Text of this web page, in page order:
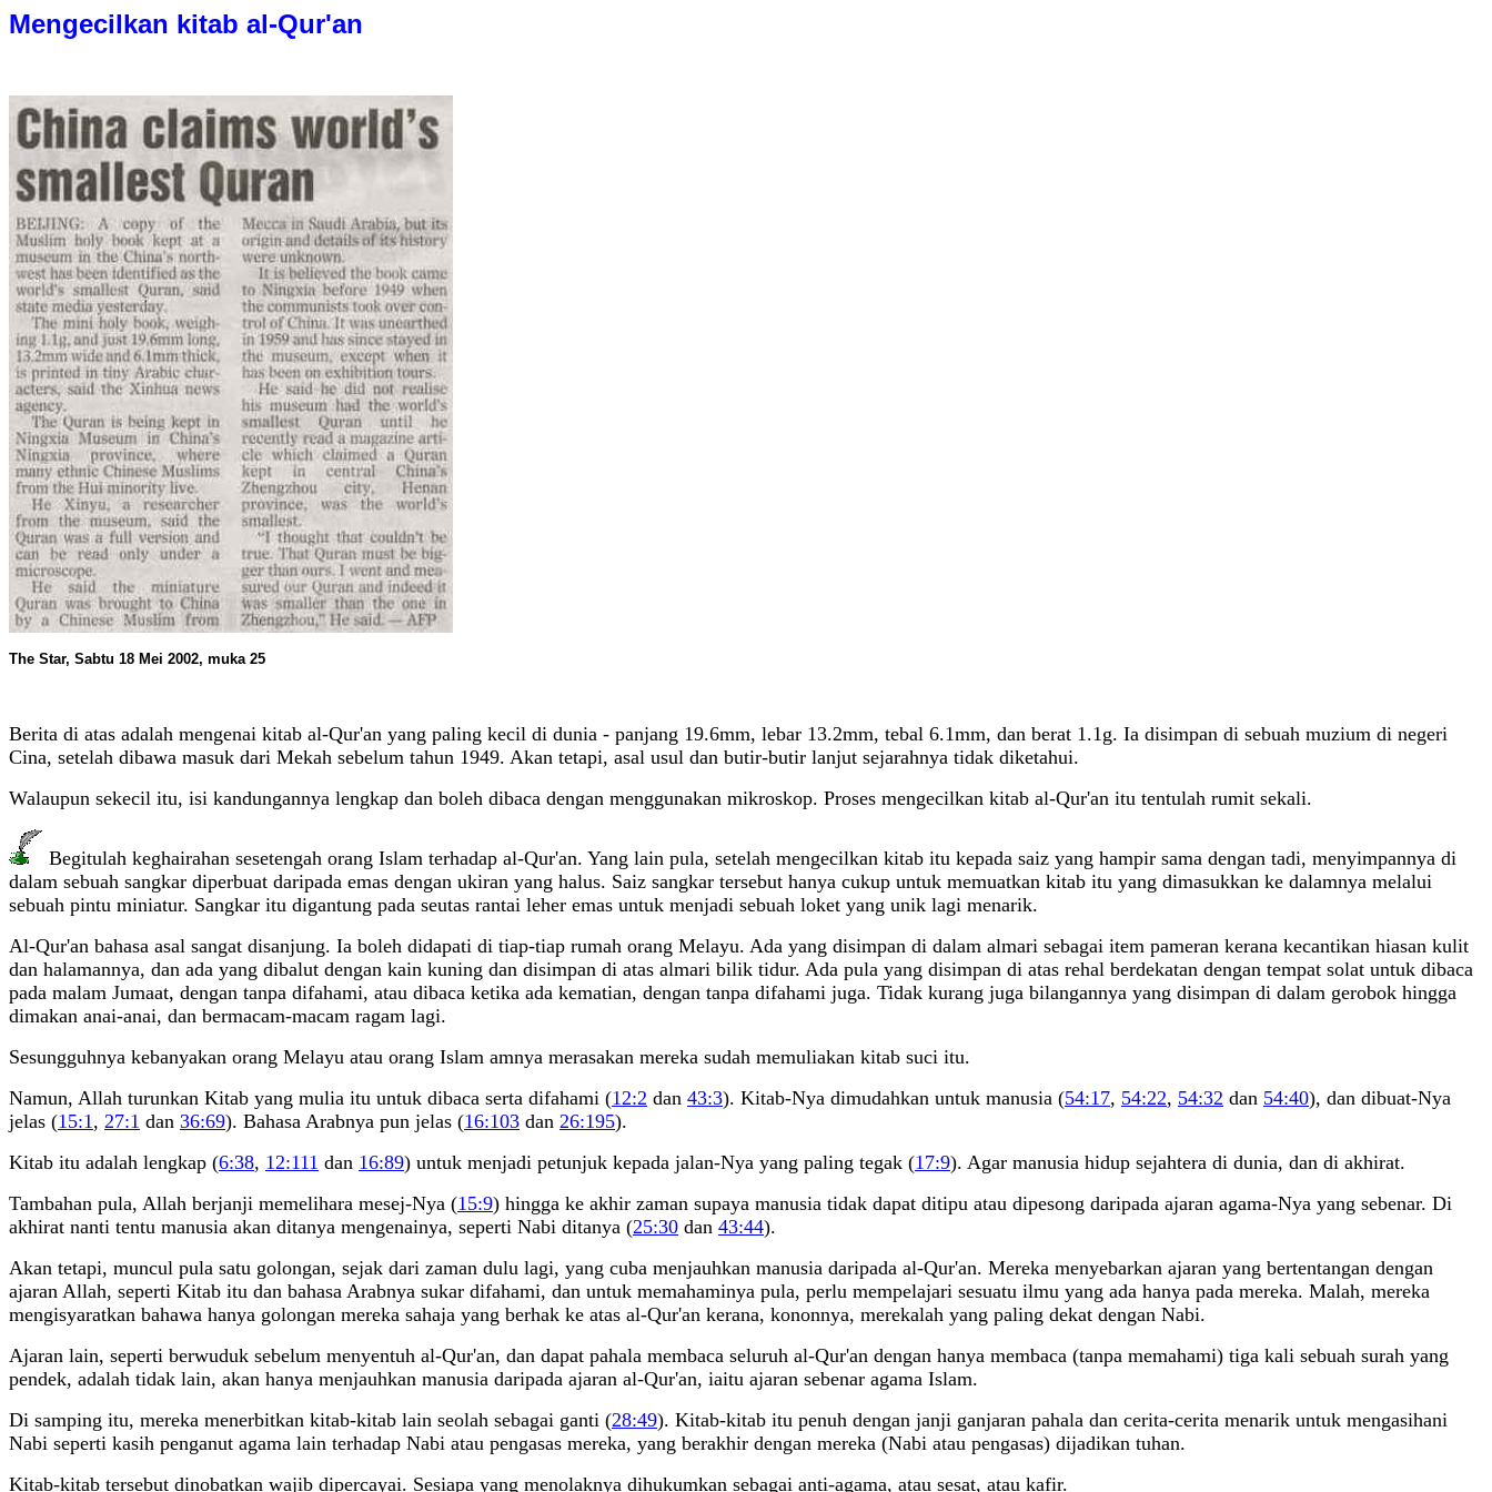
Mengecilkan kitab al-Qur'an
The Star, Sabtu 18 Mei 2002, muka 25
Berita di atas adalah mengenai kitab al-Qur'an yang paling kecil di dunia - panjang 19.6mm, lebar 13.2mm, tebal 6.1mm, dan berat 1.1g. Ia disimpan di sebuah muzium di negeri
Cina, setelah dibawa masuk dari Mekah sebelum tahun 1949. Akan tetapi, asal usul dan butir-butir lanjut sejarahnya tidak diketahui.
Walaupun sekecil itu, isi kandungannya lengkap dan boleh dibaca dengan menggunakan mikroskop. Proses mengecilkan kitab al-Qur'an itu tentulah rumit sekali.
Begitulah keghairahan sesetengah orang Islam terhadap al-Qur'an. Yang lain pula, setelah mengecilkan kitab itu kepada saiz yang hampir sama dengan tadi, menyimpannya di
dalam sebuah sangkar diperbuat daripada emas dengan ukiran yang halus. Saiz sangkar tersebut hanya cukup untuk memuatkan kitab itu yang dimasukkan ke dalamnya melalui
sebuah pintu miniatur. Sangkar itu digantung pada seutas rantai leher emas untuk menjadi sebuah loket yang unik lagi menarik.
Al-Qur'an bahasa asal sangat disanjung. Ia boleh didapati di tiap-tiap rumah orang Melayu. Ada yang disimpan di dalam almari sebagai item pameran kerana kecantikan hiasan kulit
dan halamannya, dan ada yang dibalut dengan kain kuning dan disimpan di atas almari bilik tidur. Ada pula yang disimpan di atas rehal berdekatan dengan tempat solat untuk dibaca
pada malam Jumaat, dengan tanpa difahami, atau dibaca ketika ada kematian, dengan tanpa difahami juga. Tidak kurang juga bilangannya yang disimpan di dalam gerobok hingga
dimakan anai-anai, dan bermacam-macam ragam lagi.
Sesungguhnya kebanyakan orang Melayu atau orang Islam amnya merasakan mereka sudah memuliakan kitab suci itu.
Namun, Allah turunkan Kitab yang mulia itu untuk dibaca serta difahami (12:2 dan 43:3). Kitab-Nya dimudahkan untuk manusia (54:17, 54:22, 54:32 dan 54:40), dan dibuat-Nya
jelas (15:1, 27:1 dan 36:69). Bahasa Arabnya pun jelas (16:103 dan 26:195).
Kitab itu adalah lengkap (6:38, 12:111 dan 16:89) untuk menjadi petunjuk kepada jalan-Nya yang paling tegak (17:9). Agar manusia hidup sejahtera di dunia, dan di akhirat.
Tambahan pula, Allah berjanji memelihara mesej-Nya (15:9) hingga ke akhir zaman supaya manusia tidak dapat ditipu atau dipesong daripada ajaran agama-Nya yang sebenar. Di
akhirat nanti tentu manusia akan ditanya mengenainya, seperti Nabi ditanya (25:30 dan 43:44).
Akan tetapi, muncul pula satu golongan, sejak dari zaman dulu lagi, yang cuba menjauhkan manusia daripada al-Qur'an. Mereka menyebarkan ajaran yang bertentangan dengan
ajaran Allah, seperti Kitab itu dan bahasa Arabnya sukar difahami, dan untuk memahaminya pula, perlu mempelajari sesuatu ilmu yang ada hanya pada mereka. Malah, mereka
mengisyaratkan bahawa hanya golongan mereka sahaja yang berhak ke atas al-Qur'an kerana, kononnya, merekalah yang paling dekat dengan Nabi.
Ajaran lain, seperti berwuduk sebelum menyentuh al-Qur'an, dan dapat pahala membaca seluruh al-Qur'an dengan hanya membaca (tanpa memahami) tiga kali sebuah surah yang
pendek, adalah tidak lain, akan hanya menjauhkan manusia daripada ajaran al-Qur'an, iaitu ajaran sebenar agama Islam.
Di samping itu, mereka menerbitkan kitab-kitab lain seolah sebagai ganti (28:49). Kitab-kitab itu penuh dengan janji ganjaran pahala dan cerita-cerita menarik untuk mengasihani
Nabi seperti kasih penganut agama lain terhadap Nabi atau pengasas mereka, yang berakhir dengan mereka (Nabi atau pengasas) dijadikan tuhan.
Kitab-kitab tersebut dinobatkan wajib dipercayai. Sesiapa yang menolaknya dihukumkan sebagai anti-agama, atau sesat, atau kafir.